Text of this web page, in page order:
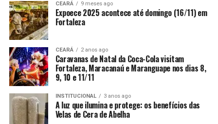
CEARÁ 9 meses ago
Expoece 2025 acontece até domingo (16/11) em
Fortaleza
CEARÁ 2 anos ago
Caravanas de Natal da Coca-Cola visitam
Fortaleza, Maracanaú e Maranguape nos dias 8,
9, 10 e 11/11
INSTITUCIONAL 3 anos ago
A luz que ilumina e protege: os benefícios das
Velas de Cera de Abelha